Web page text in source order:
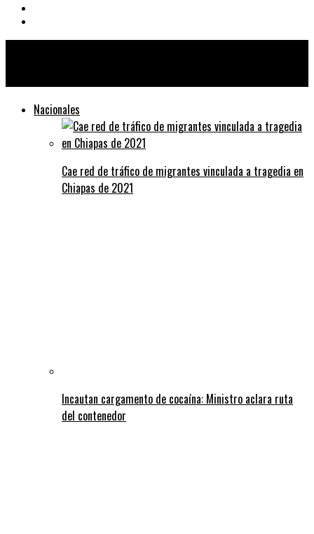
Nacionales
Cae red de tráfico de migrantes vinculada a tragedia en
Chiapas de 2021
Incautan cargamento de cocaína: Ministro aclara ruta
del contenedor